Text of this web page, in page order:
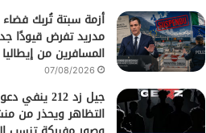
أزمة سبتة تُربك
مدريد تفرض قيودًا
المسافرين من إيطاليا
07/08/2026
جيل زد 212 ينفي
التظاهر ويحذر من